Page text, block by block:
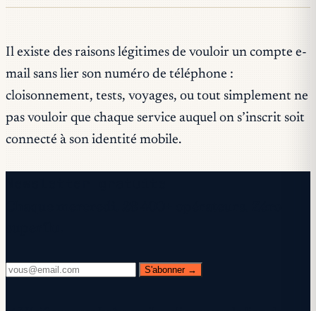
Il existe des raisons légitimes de vouloir un compte e-
mail sans lier son numéro de téléphone :
cloisonnement, tests, voyages, ou tout simplement ne
pas vouloir que chaque service auquel on s’inscrit soit
connecté à son identité mobile.
S'abonner →